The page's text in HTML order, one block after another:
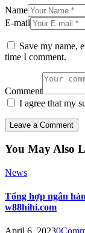
Name
E-mail
Save my name,
time I comment.
Comment
I agree that my
You May Also
News
Tổng hợp ngân
w88hihi.com